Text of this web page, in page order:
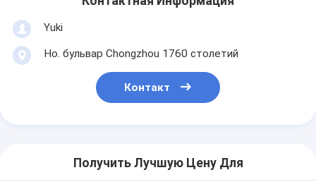
Yuki
Но. бульвар Chongzhou 1760 столетий
Контакт
Получить Лучшую Цену Для